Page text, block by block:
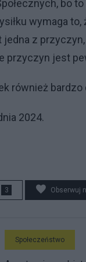
bo
wymaga
jedna z
przyczyn jest
również bardzo
2024.
3 Obserwuj
Społeczeństwo